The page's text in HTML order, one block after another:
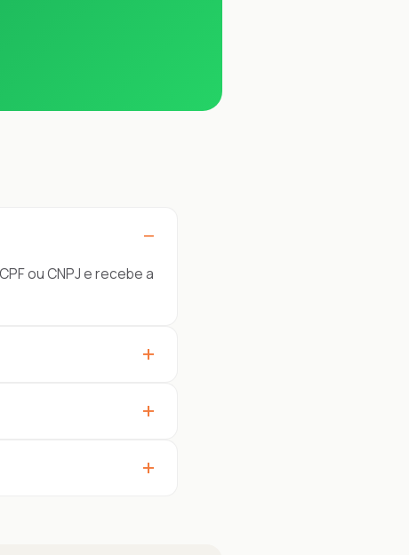
−
ou CNPJ e recebe a
+
+
+